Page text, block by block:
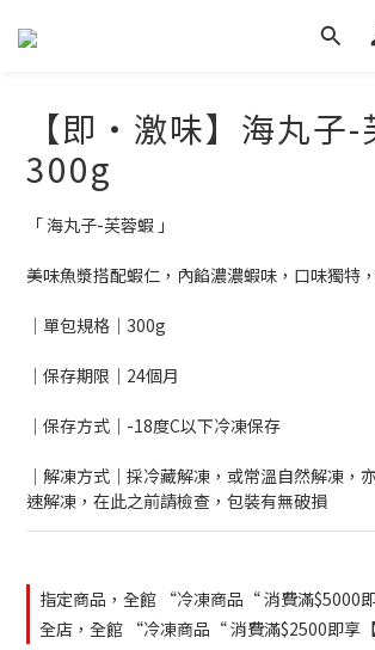
【即・激味】海丸子
300g
「 海丸子-芙蓉蝦 」
美味魚漿搭配蝦仁，內餡濃濃蝦味，口味獨特
｜單包規格｜300g
｜保存期限｜24個月
｜保存方式｜-18度C以下冷凍保存
｜解凍方式｜採冷藏解凍，或常溫自然解凍，
速解凍，在此之前請檢查，包裝有無破損
指定商品，全館 “冷凍商品“ 消費滿$5000即
全店，全館 “冷凍商品“ 消費滿$2500即享【